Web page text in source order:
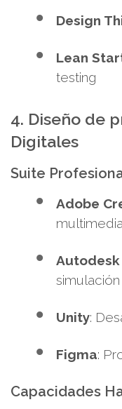
Design
Lean
testing
4. Diseño de
Digitales
Suite
Adobe
multimedia
Autodesk
simulación
Unity:
Figma:
Capacidades